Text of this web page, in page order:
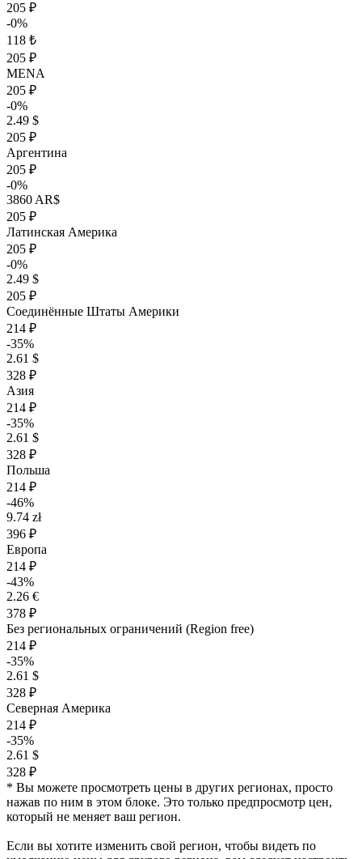
205 ₽
-0%
118 ₺
205 ₽
MENA
205 ₽
-0%
2.49 $
205 ₽
Аргентина
205 ₽
-0%
3860 AR$
205 ₽
Латинская Америка
205 ₽
-0%
2.49 $
205 ₽
Соединённые Штаты Америки
214 ₽
-35%
2.61 $
328 ₽
Азия
214 ₽
-35%
2.61 $
328 ₽
Польша
214 ₽
-46%
9.74 zł
396 ₽
Европа
214 ₽
-43%
2.26 €
378 ₽
Без региональных ограничений (Region free)
214 ₽
-35%
2.61 $
328 ₽
Северная Америка
214 ₽
-35%
2.61 $
328 ₽
* Вы можете просмотреть цены в других регионах, просто
нажав по ним в этом блоке. Это только предпросмотр цен,
который не меняет ваш регион.
Если вы хотите изменить свой регион, чтобы видеть по